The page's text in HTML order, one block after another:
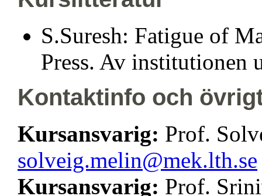
S.Suresh: Fatigue of
Press. Av institutionen
Kontaktinfo och
Kursansvarig: Prof.
solveig.melin@mek.lth.se
Kursansvarig: Prof.